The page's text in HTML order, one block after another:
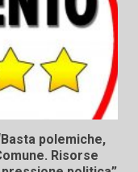
polemiche,
Risorse